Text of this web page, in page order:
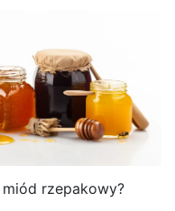
rzepakowy?